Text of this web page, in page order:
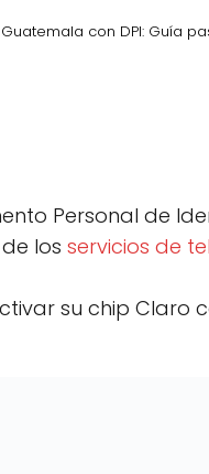
con DPI: Guía
p
a
r
t
e
Personal de
los servicios de
su chip Claro